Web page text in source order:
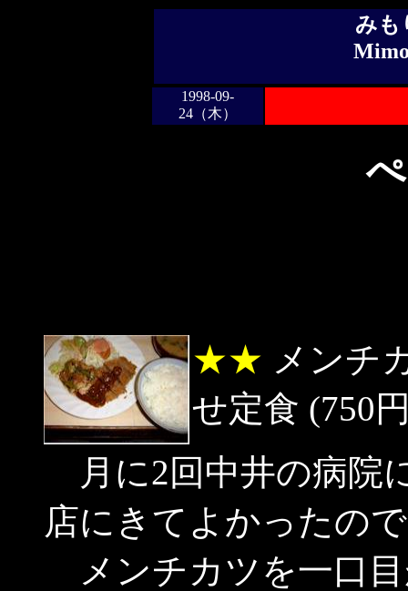
みも
1998-09-
24（木）
★★ メンチ
せ定食 (750
月に2回中井の病院
店にきてよかったの
メンチカツを一口